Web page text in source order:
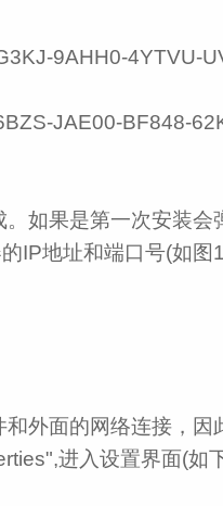
9AHH0-4YTVU-
JAE00-BF848-
。如果是第一次安装
IP地址和端口号(如图
外面的网络连接，因
进入设置界面(如